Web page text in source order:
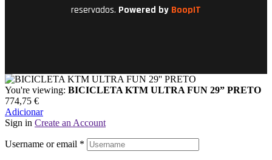
reservados. Powered by BoopIT
You're viewing: BICICLETA KTM ULTRA FUN 29” PRETO
774,75 €
Adicionar
Sign in Create an Account
Username or email *